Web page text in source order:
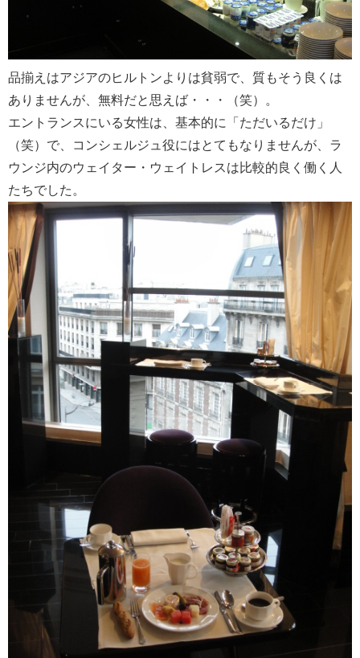
品揃えはアジアのヒルトンよりは貧弱で、質もそう良くは
ありませんが、無料だと思えば・・・（笑）。
エントランスにいる女性は、基本的に「ただいるだけ」
（笑）で、コンシェルジュ役にはとてもなりませんが、ラ
ウンジ内のウェイター・ウェイトレスは比較的良く働く人
たちでした。